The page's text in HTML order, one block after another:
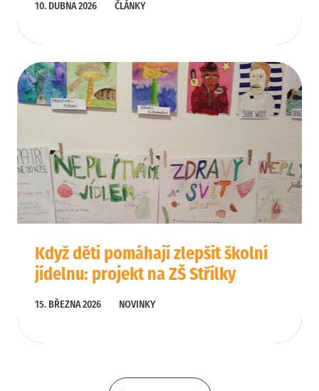
10. DUBNA 2026 ČLÁNKY
Když děti pomáhají zlepšit školní
jídelnu: projekt na ZŠ Střílky
15. BŘEZNA 2026 NOVINKY